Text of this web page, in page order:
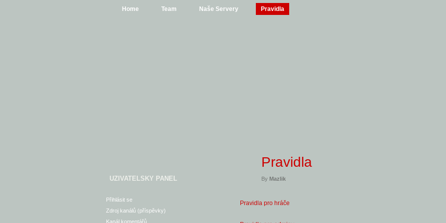
Home Team Naše Servery Pravidla
UZIVATELSKY PANEL
Přihlásit se
Zdroj kanálů (příspěvky)
Kanál komentářů
Pravidla
By Mazlik
Pravidla pro hráče